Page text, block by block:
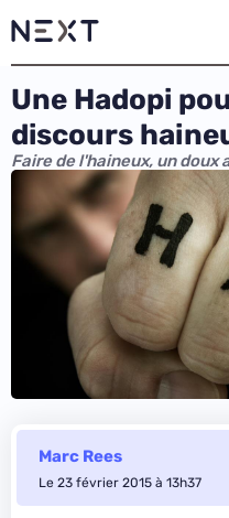
Une Hadopi
discours
Faire de l'haineux, un doux
Marc Rees
Le 23 février 2015 à 13h37